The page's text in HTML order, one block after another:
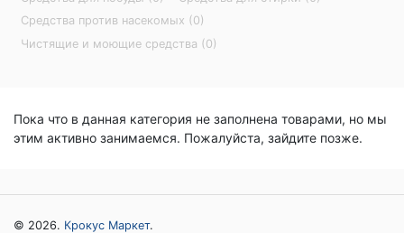
Средства против насекомых (0)
Чистящие и моющие средства (0)
Пока что в данная категория не заполнена товарами, но мы
этим активно занимаемся. Пожалуйста, зайдите позже.
© 2026. Крокус Маркет.